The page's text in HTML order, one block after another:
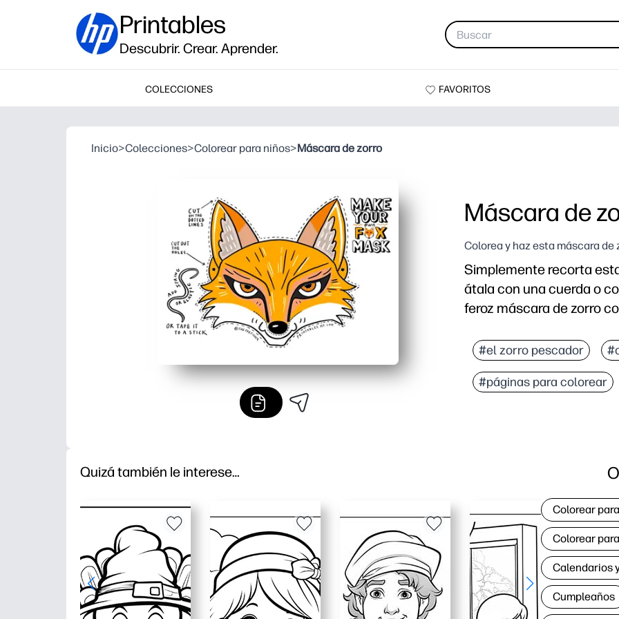
Printables
Descubrir. Crear. Aprender.
COLECCIONES FAVORITOS
Inicio>Colecciones>Colorear para niños>Máscara de zorro
Máscara de
Colorea y haz esta máscara de
Simplemente recorta
átala con una cuerda o
feroz máscara de zorro
Diversión sin
.
Despierta la
#el zorro pescador
#páginas para colorear
Quizá también le interese…
Colorear
Colorear
Calendarios
Cumpleaños